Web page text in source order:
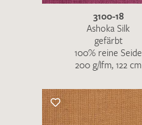
3100-18
Ashoka Silk
gefärbt
100% reine Seide
200 g/lfm, 122 cm